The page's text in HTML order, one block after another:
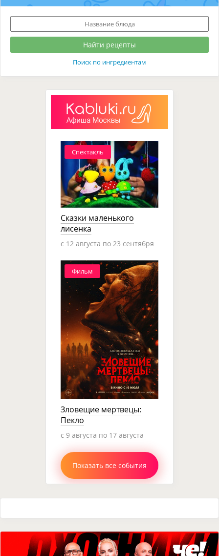
Поиск по ингредиентам
Спектакль
Сказки маленького
лисенка
c 12 августа по 23 сентября
Фильм
Зловещие мертвецы:
Пекло
c 9 августа по 17 августа
Показать все события